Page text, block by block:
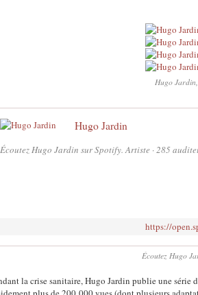
Hugo
Hugo Jardin
Écoutez Hugo Jardin sur Spotify. Artiste · 285
https://
Écoutez Hugo
la crise sanitaire, Hugo Jardin publie une